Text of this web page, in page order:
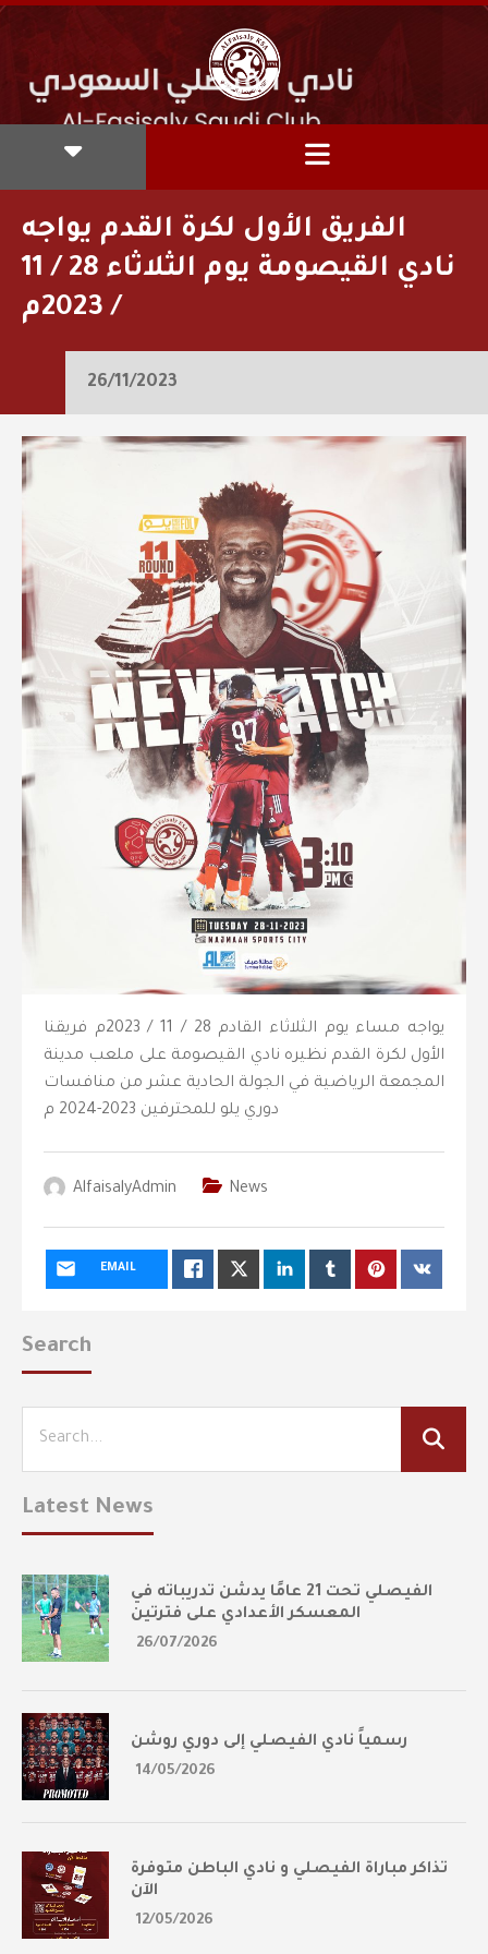
الفريق الأول لكرة القدم يواجه
نادي القيصومة يوم الثلاثاء 28 / 11
/ 2023م
26/11/2023
يواجه مساء يوم الثلاثاء القادم 28 / 11 / 2023م فريقنا
الأول لكرة القدم نظيره نادي القيصومة على ملعب مدينة
المجمعة الرياضية في الجولة الحادية عشر من منافسات
دوري يلو للمحترفين 2023-2024 م
AlfaisalyAdmin News
EMAIL
Search
Latest News
الفيصلي تحت 21 عامًا يدشن تدريباته في
المعسكر الأعدادي على فترتين
26/07/2026
رسمياً نادي الفيصلي إلى دوري روشن
14/05/2026
تذاكر مباراة الفيصلي و نادي الباطن متوفرة
الآن
12/05/2026